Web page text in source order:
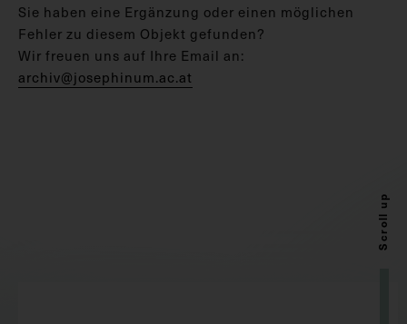
Sie haben eine Ergänzung oder einen möglichen
Fehler zu diesem Objekt gefunden?
Wir freuen uns auf Ihre Email an:
archiv@josephinum.ac.at
Scroll up